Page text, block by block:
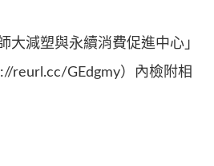
大減塑與永續消費促進中心」
reurl.cc/GEdgmy）內檢附相